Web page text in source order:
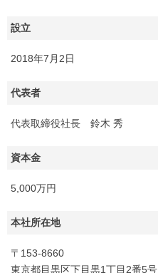
設立
2018年7月2日
代表者
代表取締役社長 鈴木 秀
資本金
5,000万円
本社所在地
〒153-8660
東京都目黒区下目黒1丁目2番5号